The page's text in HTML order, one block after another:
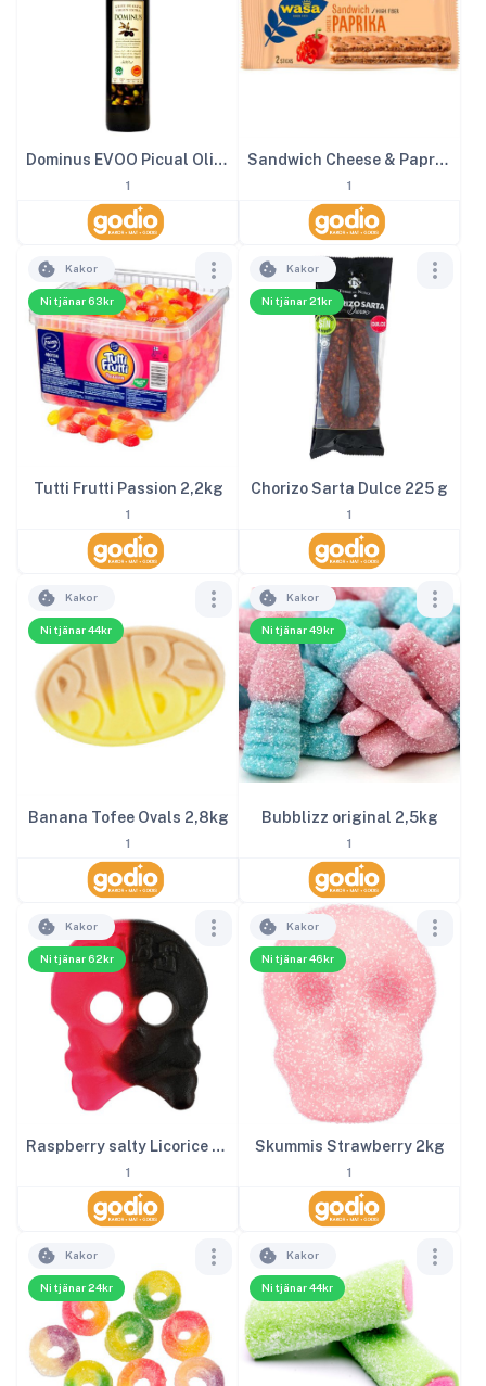
Dominus EVOO Picual Olivolja 50 cl
1
Sandwich Cheese & Paprika 24st x 37 g
1
Ni tjänar 63kr
Kakor
Tutti Frutti Passion 2,2kg
1
Ni tjänar 21kr
Kakor
Chorizo Sarta Dulce 225 g
1
Ni tjänar 44kr
Kakor
Banana Tofee Ovals 2,8kg
1
Ni tjänar 49kr
Kakor
Bubblizz original 2,5kg
1
Ni tjänar 62kr
Kakor
Raspberry salty Licorice Skalle 4kg
1
Ni tjänar 46kr
Kakor
Skummis Strawberry 2kg
1
Ni tjänar 24kr
Kakor
Ni tjänar 44kr
Kakor